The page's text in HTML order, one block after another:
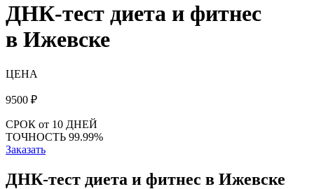
ДНК-тест диета и фитнес
в Ижевске
ЦЕНА
9500 ₽
СРОК от 10 ДНЕЙ
ТОЧНОСТЬ 99.99%
Заказать
ДНК-тест диета и фитнес в Ижевске